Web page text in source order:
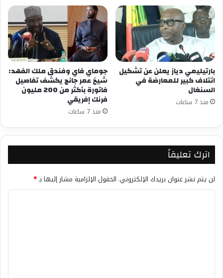
بارتيليمي دياز يعلن عن تشكيل
ائتلاف كبير للمعارضة في
السنغال
منذ 7 ساعات
جوماي فاي وفندق ملك الفهد:
شيخ عمر جانج يكشف تفاصيل
فاتورة بأكثر من 200 مليون
فرنك إفريقي
منذ 7 ساعات
اترك تعليقاً
لن يتم نشر عنوان بريدك الإلكتروني. الحقول الإلزامية مشار إليها بـ*